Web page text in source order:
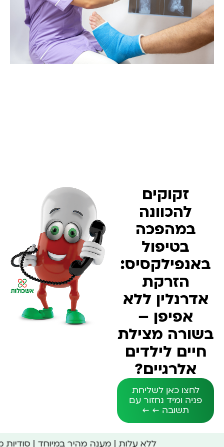
זקוקים
להכוונה
במהפכה
בטיפול
באנפילקסיס:
הזרקת
אדרנלין ללא
אפיפן –
בשורה מצילת
חיים לילדים
אלרגיים?
לחצו כאן לשליחת
פניה ומיד נחזור עם
תשובה ← ←
ללא עלות | מענה מהיר במיוחד |